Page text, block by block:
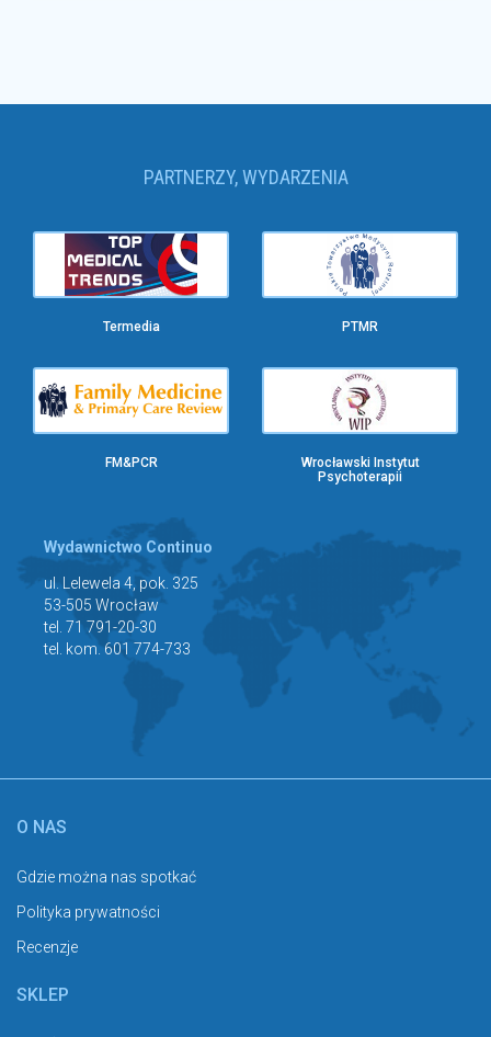
PARTNERZY, WYDARZENIA
Termedia PTMR
FM&PCR
Wrocławski Instytut
Psychoterapii
Wydawnictwo Continuo
ul. Lelewela 4, pok. 325
53-505 Wrocław
tel. 71 791-20-30
tel. kom. 601 774-733
O NAS
Gdzie można nas spotkać
Polityka prywatności
Recenzje
SKLEP